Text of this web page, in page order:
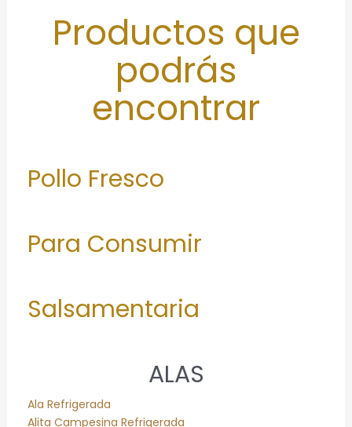
Productos que
podrás
encontrar
Pollo Fresco
Para Consumir
Salsamentaria
ALAS
Ala Refrigerada
Alita Campesina Refrigerada